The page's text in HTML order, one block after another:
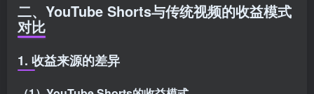
二、YouTube Shorts与传统视频的收益模式
对比
1. 收益来源的差异